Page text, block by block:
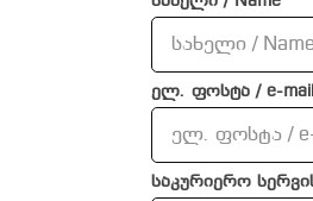
ელ. ფოსტა / e-mail
საკურიერო